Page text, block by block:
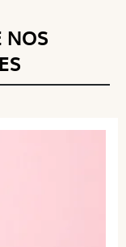
0
NOS